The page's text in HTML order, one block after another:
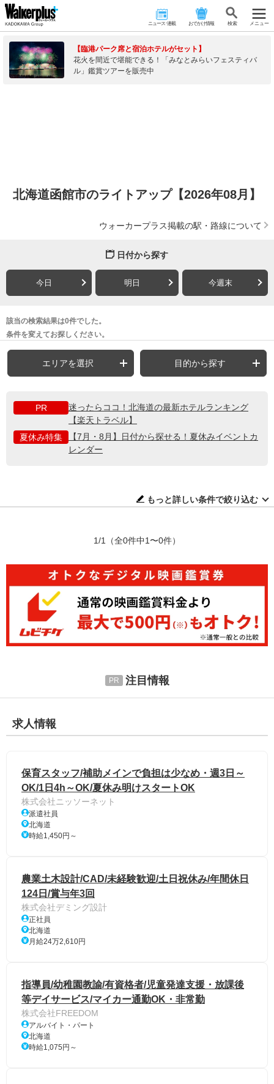
ニュース･連載 おでかけ情報 検 索 メニュー
【臨港パーク席と宿泊ホテルがセット】
花火を間近で堪能できる！「みなとみらいフェスティバ
ル」鑑賞ツアーを販売中
北海道函館市のライトアップ【2026年08月】
ウォーカープラス掲載の駅・路線について
日付から探す
今日 明日 今週末
該当の検索結果は0件でした。
条件を変えてお探しください。
エリアを選択 目的から探す
PR
迷ったらココ！北海道の最新ホテルランキング
【楽天トラベル】
夏休み特集
【7月・8月】日付から探せる！夏休みイベントカ
レンダー
もっと詳しい条件で絞り込む
1/1 （全0件中1〜0件）
注目情報
求人情報
保育スタッフ/補助メインで負担は少なめ・週3日～
OK/1日4h～OK/夏休み明けスタートOK
株式会社ニッソーネット
派遣社員
北海道
時給1,450円～
農業土木設計/CAD/未経験歓迎/土日祝休み/年間休日
124日/賞与年3回
株式会社デミング設計
正社員
北海道
月給24万2,610円
指導員/幼稚園教諭/有資格者/児童発達支援・放課後
等デイサービス/マイカー通勤OK・非常勤
株式会社FREEDOM
アルバイト・パート
北海道
時給1,075円～